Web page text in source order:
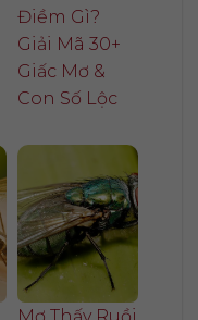
Điềm Gì?
Giải Mã 30+
Giấc Mơ &
Con Số Lộc